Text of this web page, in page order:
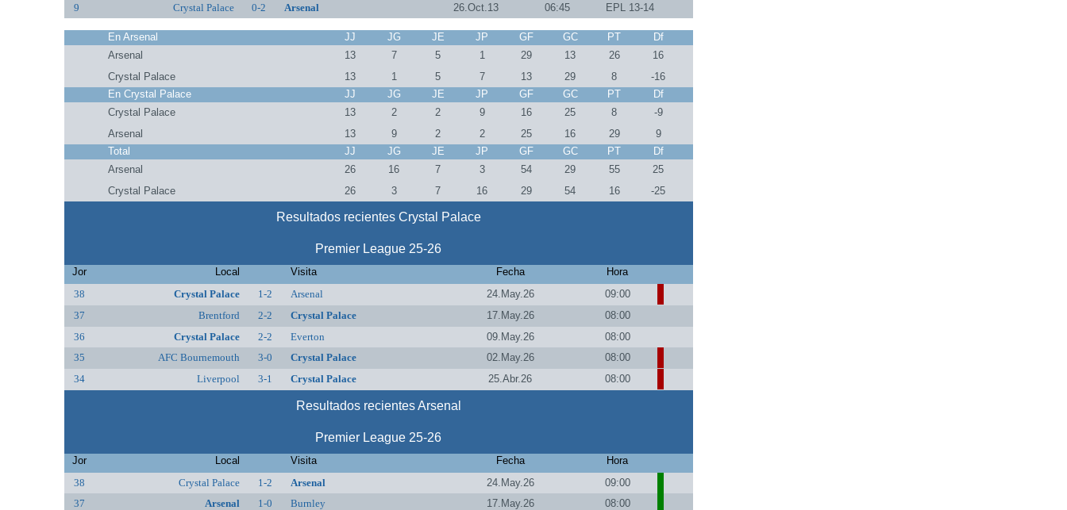
9
Crystal Palace 0-2 Arsenal 26.Oct.13 06:45 EPL 13-14
En Arsenal JJ JG JE JP GF GC PT
Df
Arsenal
13 7 5 1 29 13 26
16
Crystal Palace
13 1 5 7 13 29 8
-16
En Crystal Palace
JJ JG JE JP GF GC PT
Df
Crystal Palace
13 2 2 9 16 25 8
-9
Arsenal
13 9 2 2 25 16 29
9
Total
JJ JG JE JP GF GC PT
Df
Arsenal
26 16 7 3 54 29 55
25
Crystal Palace
26 3 7 16 29 54 16 -25
Resultados recientes Crystal Palace
Premier League 25-26
Jor Local Visita Fecha
Hora
38
Crystal Palace 1-2 Arsenal 24.May.26
09:00
37
Brentford 2-2 Crystal Palace 17.May.26
08:00
36
Crystal Palace 2-2 Everton 09.May.26
08:00
35
AFC Bournemouth 3-0 Crystal Palace 02.May.26
08:00
34
Liverpool 3-1 Crystal Palace 25.Abr.26 08:00
Resultados recientes Arsenal
Premier League 25-26
Jor Local Visita Fecha
Hora
38
Crystal Palace 1-2 Arsenal 24.May.26
09:00
37
Arsenal 1-0 Burnley 17.May.26 08:00